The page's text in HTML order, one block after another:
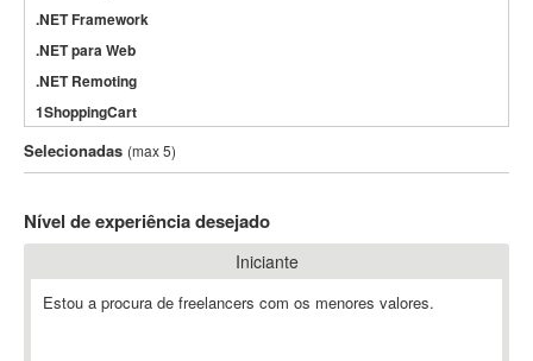
.NET Framework
.NET para Web
.NET Remoting
1ShoppingCart
3DS Max
3GSM
802.11
A-GPS
Selecionadas (max 5)
Nível de experiência desejado
Iniciante
Estou a procura de freelancers com os menores valores.